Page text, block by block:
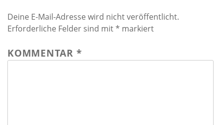
Wasser für Ekuthuleni
Arbeitseinsatz_J.Blank 2016
Marktstand Nürtingen 2015
Deine E-Mail-Adresse wird nicht veröffentlicht.
Erforderliche Felder sind mit* markiert
KOMMENTAR *